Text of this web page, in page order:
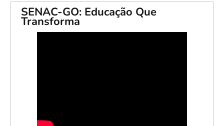
SENAC-GO: Educação Que
Transforma